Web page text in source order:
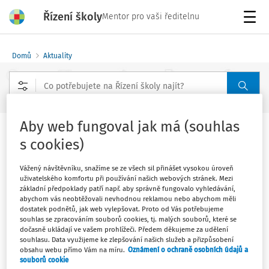
Řízení školyMentor pro vaši ředitelnu
Domů Aktuality
Den otevřených dveří v Pedagogickém
Vydáno:21. 3. 2024
1 minuta čtení
Zdroj:NPMK
V sobotu 23. března 2024 - Valdštejnská 20, Praha 1
V prostorách historické budovy na Malé Straně čeká
Aby web fungoval jak má (souhlas
s cookies)
Vážený návštěvníku, snažíme se ze všech sil přinášet vysokou úroveň
uživatelského komfortu při používání našich webových stránek. Mezi
základní předpoklady patří např. aby správně fungovalo vyhledávání,
abychom vás neobtěžovali nevhodnou reklamou nebo abychom měli
dostatek podnětů, jak web vylepšovat. Proto od Vás potřebujeme
souhlas se zpracováním souborů cookies, tj. malých souborů, které se
dočasně ukládají ve vašem prohlížeči. Předem děkujeme za udělení
souhlasu. Data využijeme ke zlepšování našich služeb a přizpůsobení
obsahu webu přímo Vám na míru. Oznámení o ochraně osobních údajů a
souborů cookie